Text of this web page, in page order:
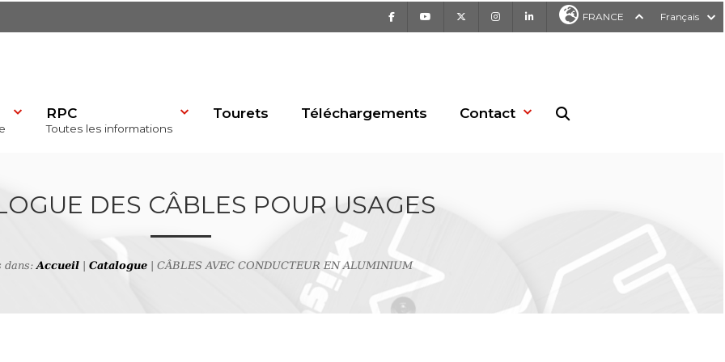
Facebook Youtube InstagramLinkedIn FRANCE Français
RPC
Toutes les informations
Tourets Téléchargements Contact
DES CÂBLES POUR USAGES
dans:Accueil| Catalogue| CÂBLES AVEC CONDUCTEUR EN ALUMINIUM